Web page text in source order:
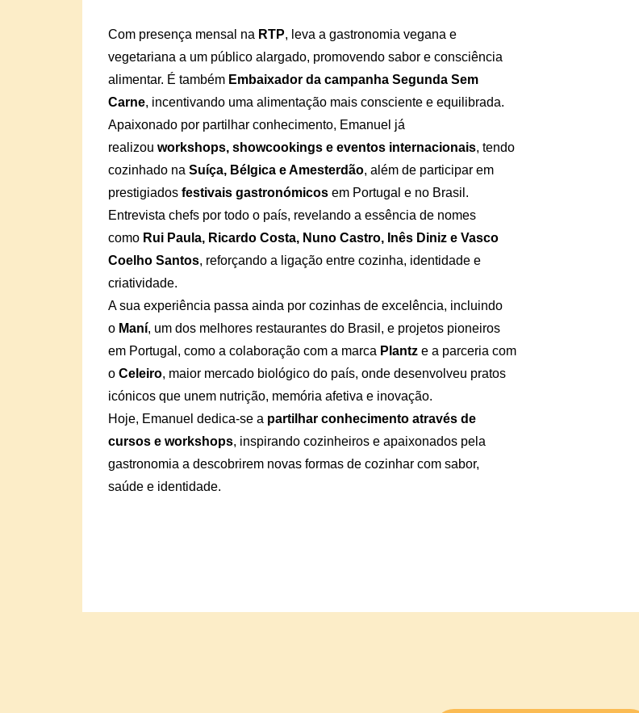
Com presença mensal na RTP, leva a gastronomia vegana e
vegetariana a um público alargado, promovendo sabor e consciência
alimentar. É também Embaixador da campanha Segunda Sem
Carne, incentivando uma alimentação mais consciente e equilibrada.
Apaixonado por partilhar conhecimento, Emanuel já
realizou workshops, showcookings e eventos internacionais, tendo
cozinhado na Suíça, Bélgica e Amesterdão, além de participar em
prestigiados festivais gastronómicos em Portugal e no Brasil.
Entrevista chefs por todo o país, revelando a essência de nomes
como Rui Paula, Ricardo Costa, Nuno Castro, Inês Diniz e Vasco
Coelho Santos, reforçando a ligação entre cozinha, identidade e
criatividade.
A sua experiência passa ainda por cozinhas de excelência, incluindo
o Maní, um dos melhores restaurantes do Brasil, e projetos pioneiros
em Portugal, como a colaboração com a marca Plantz e a parceria com
o Celeiro, maior mercado biológico do país, onde desenvolveu pratos
icónicos que unem nutrição, memória afetiva e inovação.
Hoje, Emanuel dedica-se a partilhar conhecimento através de
cursos e workshops, inspirando cozinheiros e apaixonados pela
gastronomia a descobrirem novas formas de cozinhar com sabor,
saúde e identidade.